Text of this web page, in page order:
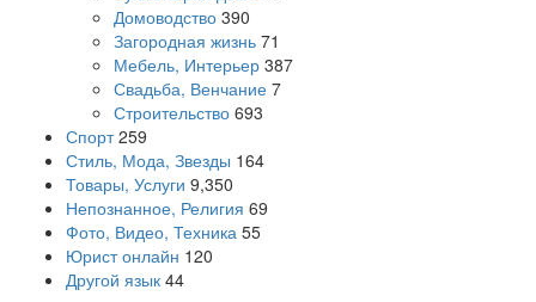
Домоводство 390
Загородная жизнь 71
Мебель, Интерьер 387
Свадьба, Венчание 7
Строительство 693
Спорт 259
Стиль, Мода, Звезды 164
Товары, Услуги 9,350
Непознанное, Религия 69
Фото, Видео, Техника 55
Юрист онлайн 120
Другой язык 44